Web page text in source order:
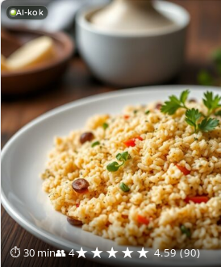
AI-kok
⏱ 30 min👥 4★★★★★ 4.59 (90)